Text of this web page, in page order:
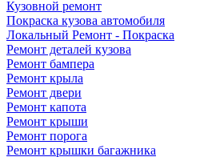
Кузовной ремонт
Покраска кузова автомобиля
Локальный Ремонт - Покраска
Ремонт деталей кузова
Ремонт бампера
Ремонт крыла
Ремонт двери
Ремонт капота
Ремонт крыши
Ремонт порога
Ремонт крышки багажника